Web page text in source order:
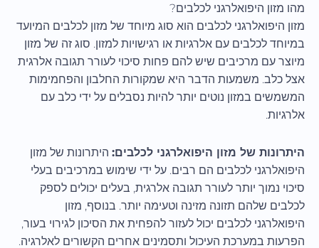
מהו מזון היפואלרגני לכלבים?
מזון היפואלרגני לכלבים הוא סוג מיוחד של מזון לכלבים המיועד
במיוחד לכלבים עם אלרגיות או רגישויות למזון. סוג זה של מזון
מיוצר עם מרכיבים שיש להם פחות סיכוי לעורר תגובה אלרגית
אצל כלב. משמעות הדבר היא שמקורות החלבון והפחמימות
המשמשים במזון נוטים יותר להיות נסבלים על ידי כלב עם
אלרגיות.
היתרונות של מזון היפואלרגני לכלבים: היתרונות של מזון
היפואלרגני לכלבים הם רבים. על ידי שימוש במרכיבים בעלי
סיכוי נמוך יותר לעורר תגובה אלרגית, בעלים יכולים לספק
לכלבים שלהם תזונה מזינה וטעימה יותר. בנוסף, מזון
היפואלרגני לכלבים יכול לעזור להפחית את הסיכון לגירוי בעור,
הפרעות במערכת העיכול ותסמינים אחרים הקשורים לאלרגיה.